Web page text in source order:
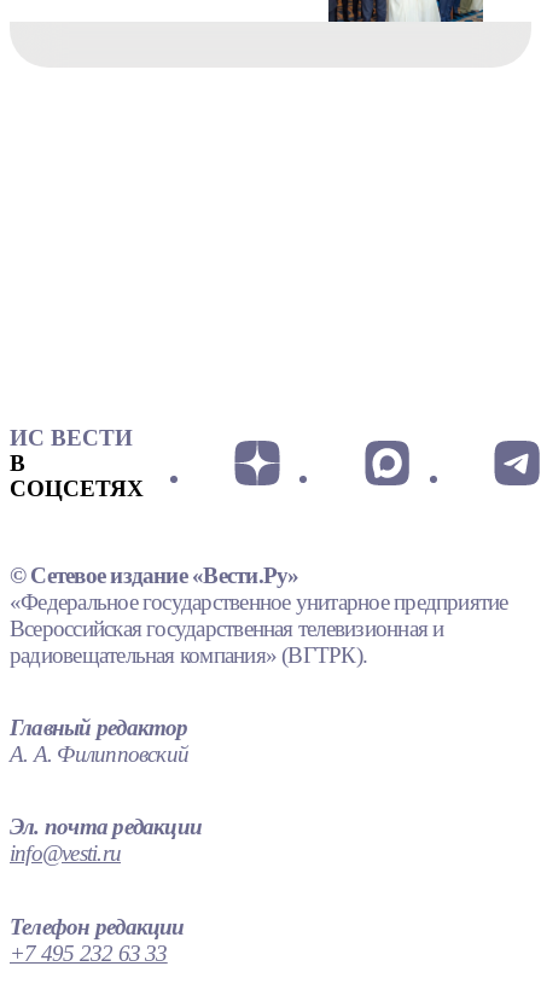
ИС ВЕСТИ
В
СОЦСЕТЯХ
© Сетевое издание «Вести.Ру»
«Федеральное государственное унитарное предприятие
Всероссийская государственная телевизионная и
радиовещательная компания» (ВГТРК).
Главный редактор
А. А. Филипповский
Эл. почта редакции
info@vesti.ru
Телефон редакции
+7 495 232 63 33